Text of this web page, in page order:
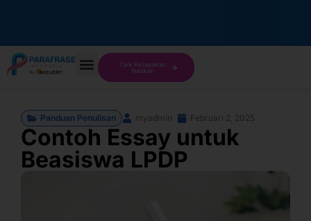
Cek Kelayakan
Naskah
Panduan Penulisan myadmin Februari 2, 2025
Contoh Essay untuk
Beasiswa LPDP